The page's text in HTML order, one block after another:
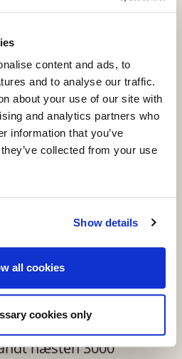
content and ads, to
and to analyse our traffic.
about your use of our site with
and analytics partners who
information that you’ve
collected from your use
Show details
all cookies
cookies only
Scene
OG DE POLSKE JØDER I
og kulturstudier
dykker sammen
for Dansk
Janus Møller
en samtale om de
betydning for
Janina Katz, som
næsten 3000